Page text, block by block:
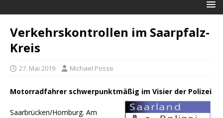
Verkehrskontrollen im Saarpfalz-
Kreis
27. Mai 2019 Michael Posse
Motorradfahrer schwerpunktmäßig im Visier der Polizei
Saarbrücken/Homburg. Am